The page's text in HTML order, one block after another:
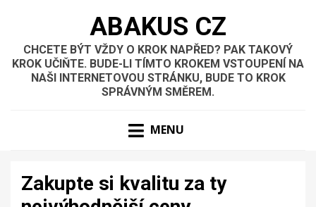
ABAKUS CZ
CHCETE BÝT VŽDY O KROK NAPŘED? PAK TAKOVÝ
KROK UČIŇTE. BUDE-LI TÍMTO KROKEM VSTOUPENÍ NA
NAŠI INTERNETOVOU STRÁNKU, BUDE TO KROK
SPRÁVNÝM SMĚREM.
MENU
Zakupte si kvalitu za ty